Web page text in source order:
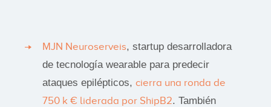
MJN Neuroserveis, startup desarrolladora
de tecnología wearable para predecir
ataques epilépticos, cierra una ronda de
750 k € liderada por ShipB2. También